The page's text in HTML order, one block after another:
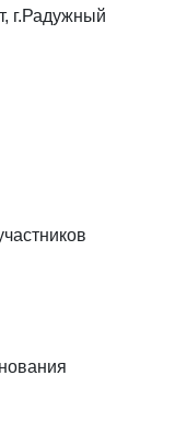
г.Радужный